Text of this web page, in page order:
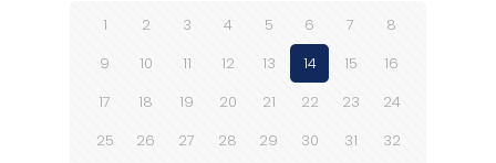
1 2 3 4 5 6 7
8
9
10 11 12 13 14 15
16
17
18 19 20 21 22 23
24
25
26 27 28 29 30 31
32